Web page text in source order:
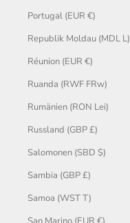
Portugal (EUR €)
Republik Moldau (MDL L)
Réunion (EUR €)
Ruanda (RWF FRw)
Rumänien (RON Lei)
Russland (GBP £)
Salomonen (SBD $)
Sambia (GBP £)
Samoa (WST T)